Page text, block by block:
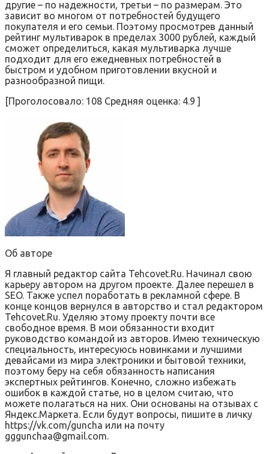
другие – по надежности, третьи – по размерам. Это
зависит во многом от потребностей будущего
покупателя и его семьи. Поэтому просмотрев данный
рейтинг мультиварок в пределах 3000 рублей, каждый
сможет определиться, какая мультиварка лучше
подходит для его ежедневных потребностей в
быстром и удобном приготовлении вкусной и
разнообразной пищи.
[Проголосовало: 108 Средняя оценка: 4.9 ]
Об авторе
Я главный редактор сайта Tehcovet.Ru. Начинал свою
карьеру автором на другом проекте. Далее перешел в
SEO. Также успел поработать в рекламной сфере. В
конце концов вернулся в авторство и стал редактором
Tehcovet.Ru. Уделяю этому проекту почти все
свободное время. В мои обязанности входит
руководство командой из авторов. Имею техническую
специальность, интересуюсь новинками и лучшими
девайсами из мира электроники и бытовой техники,
поэтому беру на себя обязанность написания
экспертных рейтингов. Конечно, сложно избежать
ошибок в каждой статье, но в целом считаю, что
можете полагаться на них. Они основаны на отзывах с
Яндекс.Маркета. Если будут вопросы, пишите в личку
https://vk.com/guncha или на почту
gggunchaa@gmail.com.